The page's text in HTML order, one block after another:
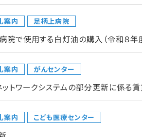
案内 足柄上病院
で使用する白灯油の購入（令和８年
案内 がんセンター
トワークシステムの部分更新に係る
案内 こども医療センター